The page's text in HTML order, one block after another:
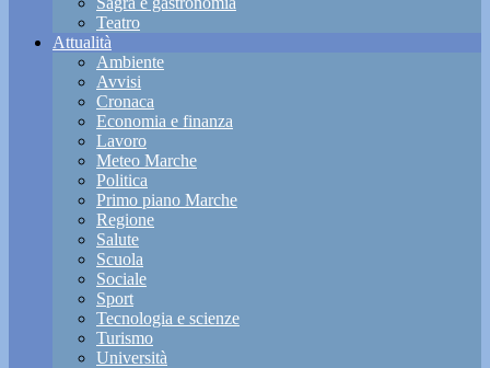
Teatro
Attualità
Ambiente
Avvisi
Cronaca
Economia e finanza
Lavoro
Meteo Marche
Politica
Primo piano Marche
Regione
Salute
Scuola
Sociale
Sport
Tecnologia e scienze
Turismo
Università